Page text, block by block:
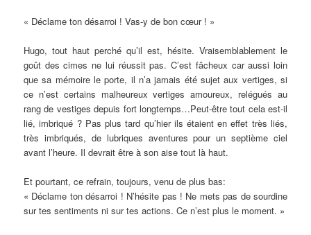
« Déclame ton désarroi ! Vas-y de bon cœur ! »
Hugo, tout haut perché qu’il est, hésite. Vraisemblablement le
goût des cimes ne lui réussit pas. C’est fâcheux car aussi loin
que sa mémoire le porte, il n’a jamais été sujet aux vertiges, si
ce n’est certains malheureux vertiges amoureux, relégués au
rang de vestiges depuis fort longtemps…Peut-être tout cela est-il
lié, imbriqué ? Pas plus tard qu’hier ils étaient en effet très liés,
très imbriqués, de lubriques aventures pour un septième ciel
avant l’heure. Il devrait être à son aise tout là haut.
Et pourtant, ce refrain, toujours, venu de plus bas:
« Déclame ton désarroi ! N’hésite pas ! Ne mets pas de sourdine
sur tes sentiments ni sur tes actions. Ce n’est plus le moment. »